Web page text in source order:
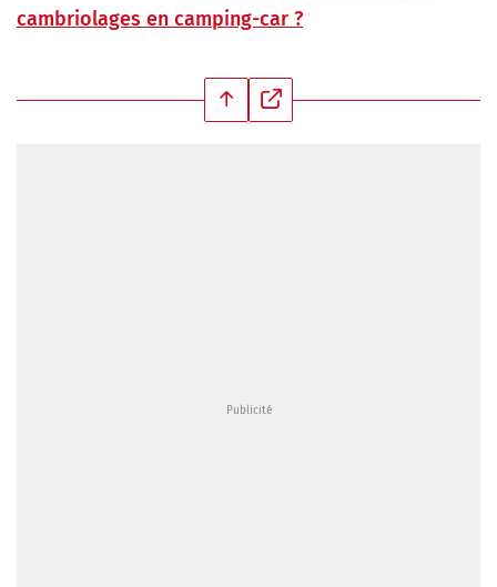
cambriolages en camping-car ?